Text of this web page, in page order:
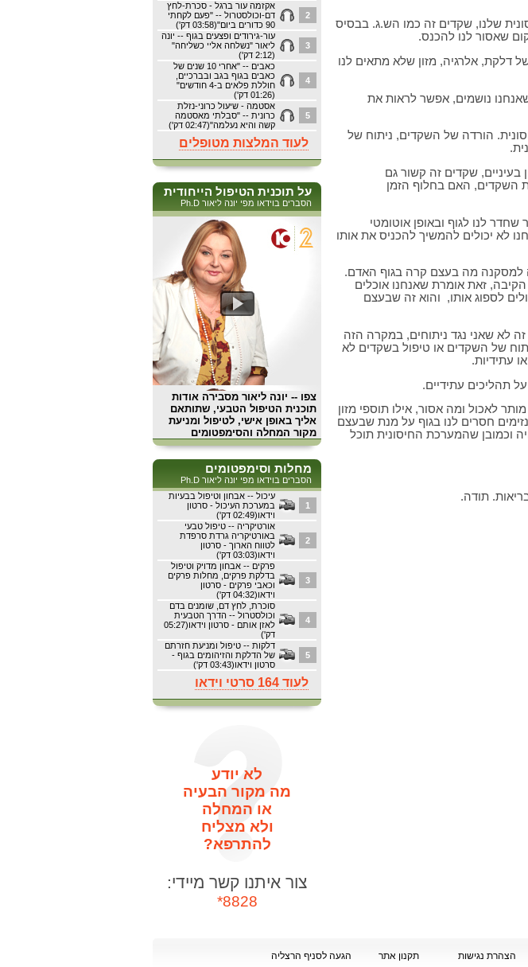
אקזמה עור ברגל - סכרת-לחץ
דם-וכולסטרול -- "פעם לקחתי
90 כדורים ביום"(03:58 דק')
2
עור-גירודים ופצעים בגוף -- יונה
ליאור "נשלחה אליי כשליחה"
(2:12 דק')
3
כאבים -- "אחרי 10 שנים של
כאבים בגוף בגב ובברכיים,
חוללת פלאים ב-4 חודשים"
(01:26 דק')
4
אסטמה - שיעול כרוני-נזלת
כרונית -- "סבלתי מאסטמה
קשה והיא נעלמה"(02:47 דק')
5
לעוד המלצות מטופלים
על תוכנית הטיפול הייחודית
הסברים בוידאו מפי יונה ליאור Ph.D
צפו -- יונה ליאור מסבירה אודות
תוכנית הטיפול הטבעי, שתותאם
אליך באופן אישי, לטיפול ומניעת
מקור המחלה והסימפטומים
מחלות וסימפטומים
הסברים בוידאו מפי יונה ליאור Ph.D
עיכול -- אבחון וטיפול בבעיות
במערכת העיכול - סרטון
וידאו(02:49 דק')
1
אורטיקריה -- טיפול טבעי
באורטיקריה גרדת סרפדת
לטווח הארוך - סרטון
וידאו(03:03 דק')
2
פרקים -- אבחון מדויק וטיפול
בדלקת פרקים, מחלות פרקים
וכאבי פרקים - סרטון
וידאו(04:32 דק')
3
סוכרת, לחץ דם, שומנים בדם
וכולסטרול -- הדרך הטבעית
לאזן אותם - סרטון וידאו(05:27
דק')
4
דלקות -- טיפול ומניעת חזרתם
של הדלקת והזיהומים בגוף -
סרטון וידאו(03:43 דק')
5
לעוד 164 סרטי וידאו
לא יודע
מה מקור הבעיה
או המחלה
ולא מצליח
להתרפא?
צור איתנו קשר מיידי:
8828*
שלנו, שקדים זה כמו הש.ג. בבסיס
שאסור לנו להכנס.
דלקת, אלרגיה, מזון שלא מתאים לנו
נושמים, אפשר לראות את
הורדה של השקדים, ניתוח של
בעיניים, שקדים זה קשור גם
השקדים, האם בחלוף הזמן
לנו לגוף ובאופן אוטומטי
לא יכולים להמשיך להכניס את אותו
למסקנה מה בעצם קרה בגוף האדם.
זאת אומרת שאנחנו אוכלים
לספוג אותו, והוא זה שבעצם
לא שאני נגד ניתוחים, במקרה הזה
של השקדים או טיפול בשקדים לא
עתידיות.
על תהליכים עתידיים.
לאכול ומה אסור, אילו תוספי מזון
חסרים לנו בגוף על מנת שבעצם
וכמובן שהמערכת החיסונית תוכל
תודה.
הגעה לסניף הרצליה תקנון אתר הצהרת נגישות